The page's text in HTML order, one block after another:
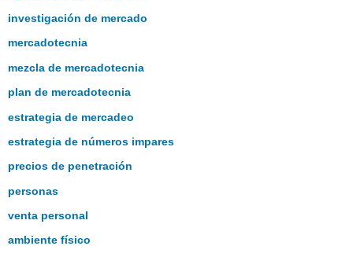
investigación de mercado
mercadotecnia
mezcla de mercadotecnia
plan de mercadotecnia
estrategia de mercadeo
estrategia de números impares
precios de penetración
personas
venta personal
ambiente físico